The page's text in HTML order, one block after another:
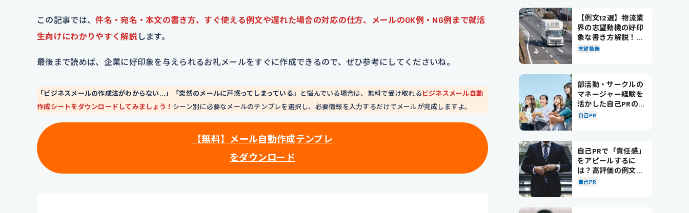
この記事では、件名・宛名・本文の書き方、すぐ使える例文や遅れた場合の対応の仕方、メールのOK例・NG例まで就活
生向けにわかりやすく解説 します。
最後まで読めば、企業に好印象を与えられるお礼メールをすぐに作成できるので、ぜひ参考にしてくださいね。
「ビジネスメールの作成法がわからない…」「突然のメールに戸惑ってしまっている」 と悩んでいる場合は、無料で受け取れるビジネスメール自動
作成シートをダウンロードしてみましょう！ シーン別に必要なメールのテンプレを選択し、必要情報を入力するだけでメールが完成しますよ。
【無料】メール自動作成テンプレ
をダウンロード
【例文12選】物流業
界の志望動機の好印
象な書き方解説！パ
ターン別の例文も紹
志望動機
部活動・サークルの
マネージャー経験を
活かした自己PRの書
き方を徹底解説！
自己PR
自己PRで「責任感」
をアピールするに
は？高評価の例文も
紹介！
自己PR